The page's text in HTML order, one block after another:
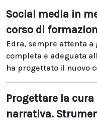
Social media in
corso di
Edra, sempre attenta
completa e adeguata
ha progettato il nuovo
Progettare la
narrativa.